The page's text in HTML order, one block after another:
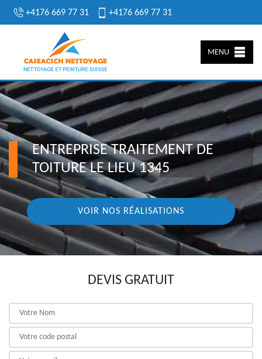
+4176 669 77 31 +4176 669 77 31
MENU
ENTREPRISE TRAITEMENT DE
TOITURE LE LIEU 1345
VOIR NOS RÉALISATIONS
DEVIS GRATUIT